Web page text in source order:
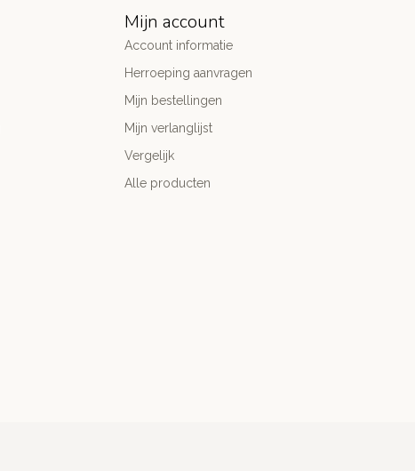
Mijn account
Account informatie
Herroeping aanvragen
Mijn bestellingen
Mijn verlanglijst
Vergelijk
Alle producten